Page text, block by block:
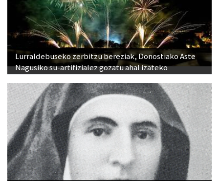
Lurraldebuseko zerbitzu bereziak, Donostiako Aste
Nagusiko su-artifizialez gozatu ahal izateko